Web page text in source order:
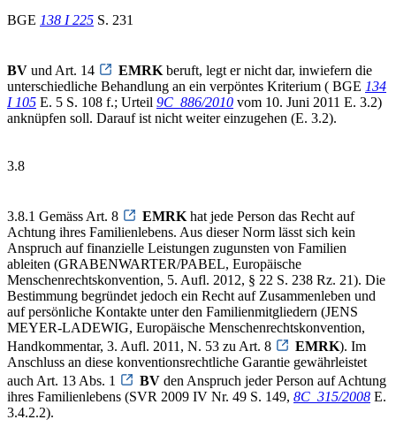
BGE 138 I 225 S. 231
BV und Art. 14 EMRK beruft, legt er nicht dar, inwiefern die
unterschiedliche Behandlung an ein verpöntes Kriterium ( BGE 134
I 105 E. 5 S. 108 f.; Urteil 9C_886/2010 vom 10. Juni 2011 E. 3.2)
anknüpfen soll. Darauf ist nicht weiter einzugehen (E. 3.2).
3.8
3.8.1 Gemäss Art. 8 EMRK hat jede Person das Recht auf
Achtung ihres Familienlebens. Aus dieser Norm lässt sich kein
Anspruch auf finanzielle Leistungen zugunsten von Familien
ableiten (GRABENWARTER/PABEL, Europäische
Menschenrechtskonvention, 5. Aufl. 2012, § 22 S. 238 Rz. 21). Die
Bestimmung begründet jedoch ein Recht auf Zusammenleben und
auf persönliche Kontakte unter den Familienmitgliedern (JENS
MEYER-LADEWIG, Europäische Menschenrechtskonvention,
Handkommentar, 3. Aufl. 2011, N. 53 zu Art. 8
EMRK). Im
Anschluss an diese konventionsrechtliche Garantie gewährleistet
auch Art. 13 Abs. 1
BV den Anspruch jeder Person auf Achtung
ihres Familienlebens (SVR 2009 IV Nr. 49 S. 149, 8C_315/2008 E.
3.4.2.2).